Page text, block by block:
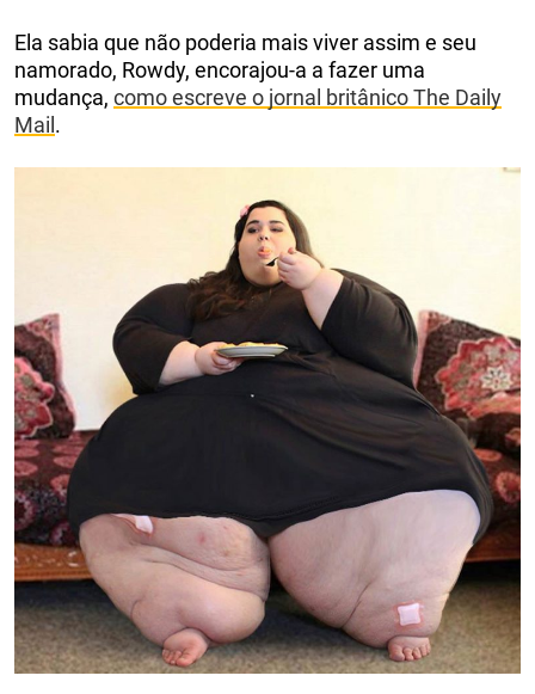
Ela sabia que não poderia mais viver assim e seu
namorado, Rowdy, encorajou-a a fazer uma
mudança, como escreve o jornal britânico The Daily
Mail .